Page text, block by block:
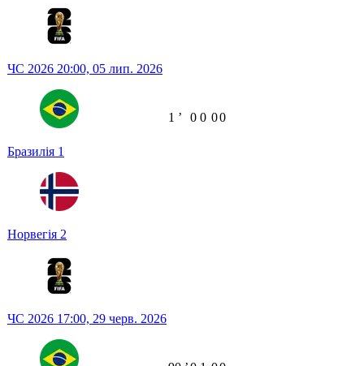
ЧС 2026 20:00, 05 лип. 2026
Бразилія 1
Норвегія 2
1 ʼ 0 0 00
ЧС 2026 17:00, 29 черв. 2026